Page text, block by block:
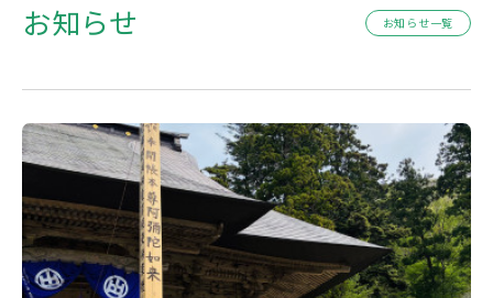
お知らせ お知らせ一覧